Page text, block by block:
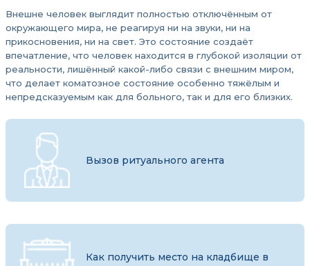
Внешне человек выглядит полностью отключённым от
окружающего мира, не реагируя ни на звуки, ни на
прикосновения, ни на свет. Это состояние создаёт
впечатление, что человек находится в глубокой изоляции от
реальности, лишённый какой-либо связи с внешним миром,
что делает коматозное состояние особенно тяжёлым и
непредсказуемым как для больного, так и для его близких.
Вызов ритуального агента
Как получить место на кладбище в